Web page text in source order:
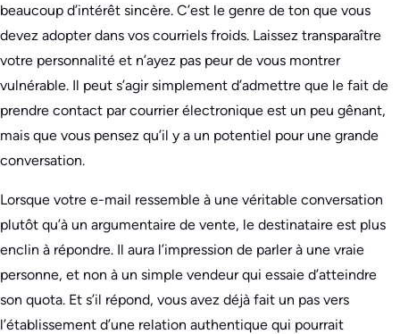
beaucoup d’intérêt sincère. C’est le genre de ton que vous
devez adopter dans vos courriels froids. Laissez transparaître
votre personnalité et n’ayez pas peur de vous montrer
vulnérable. Il peut s’agir simplement d’admettre que le fait de
prendre contact par courrier électronique est un peu gênant,
mais que vous pensez qu’il y a un potentiel pour une grande
conversation.
Lorsque votre e-mail ressemble à une véritable conversation
plutôt qu’à un argumentaire de vente, le destinataire est plus
enclin à répondre. Il aura l’impression de parler à une vraie
personne, et non à un simple vendeur qui essaie d’atteindre
son quota. Et s’il répond, vous avez déjà fait un pas vers
l’établissement d’une relation authentique qui pourrait